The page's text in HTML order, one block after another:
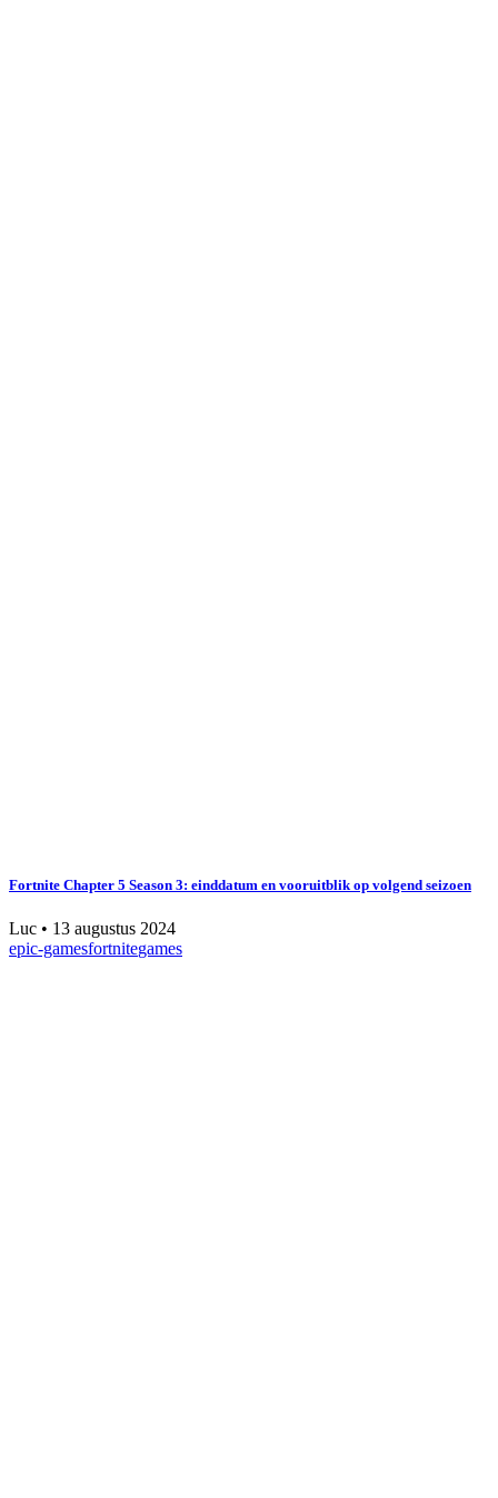
Fortnite Chapter 5 Season 3: einddatum en vooruitblik op volgend seizoen
Luc • 13 augustus 2024
epic-gamesfortnitegames